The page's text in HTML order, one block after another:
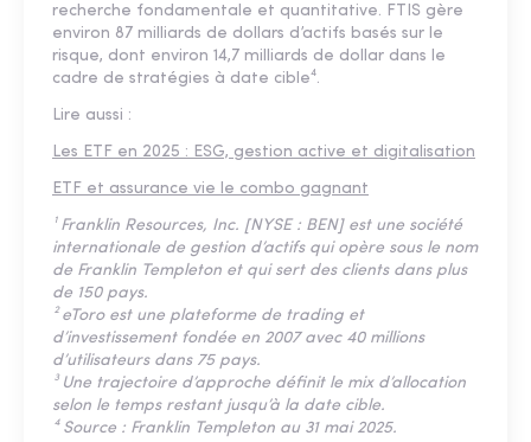
recherche fondamentale et quantitative. FTIS gère
environ 87 milliards de dollars d’actifs basés sur le
risque, dont environ 14,7 milliards de dollar dans le
cadre de stratégies à date cible⁴.
Lire aussi :
Les ETF en 2025 : ESG, gestion active et digitalisation
ETF et assurance vie le combo gagnant
¹ Franklin Resources, Inc. [NYSE : BEN] est une société
internationale de gestion d’actifs qui opère sous le nom
de Franklin Templeton et qui sert des clients dans plus
de 150 pays.
² eToro est une plateforme de trading et
d’investissement fondée en 2007 avec 40 millions
d’utilisateurs dans 75 pays.
³ Une trajectoire d’approche définit le mix d’allocation
selon le temps restant jusqu’à la date cible.
⁴ Source : Franklin Templeton au 31 mai 2025.